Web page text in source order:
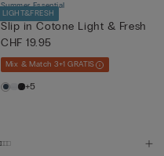
LIGHT&FRESH
Summer Essential
Slip in Cotone Light & Fresh
CHF 19.95
Mix & Match 3+1 GRATIS
+5